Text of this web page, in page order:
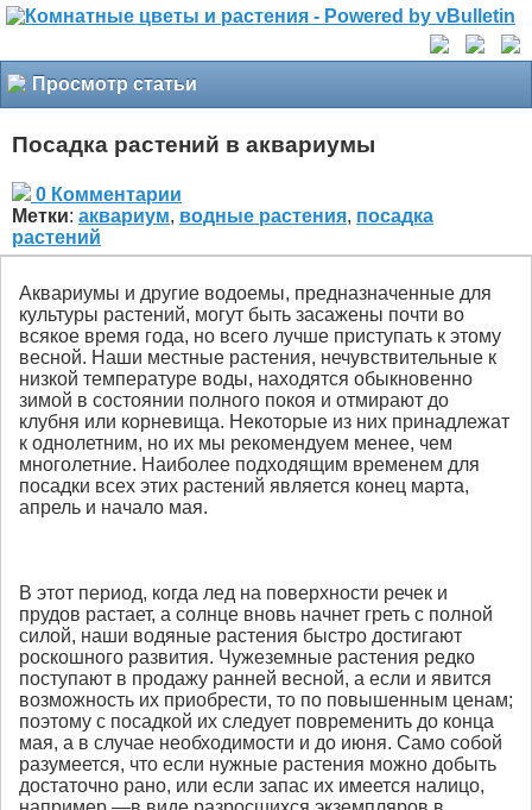
Просмотр статьи
Посадка растений в аквариумы
0 Комментарии
Метки: аквариум, водные растения, посадка
растений
Аквариумы и другие водоемы, предназначенные для
культуры растений, могут быть засажены почти во
всякое время года, но всего лучше приступать к этому
весной. Наши местные растения, нечувствительные к
низкой температуре воды, находятся обыкновенно
зимой в состоянии полного покоя и отмирают до
клубня или корневища. Некоторые из них принадлежат
к однолетним, но их мы рекомендуем менее, чем
многолетние. Наиболее подходящим временем для
посадки всех этих растений является конец марта,
апрель и начало мая.
В этот период, когда лед на поверхности речек и
прудов растает, а солнце вновь начнет греть с полной
силой, наши водяные растения быстро достигают
роскошного развития. Чужеземные растения редко
поступают в продажу ранней весной, а если и явится
возможность их приобрести, то по повышенным ценам;
поэтому с посадкой их следует повременить до конца
мая, а в случае необходимости и до июня. Само собой
разумеется, что если нужные растения можно добыть
достаточно рано, или если запас их имеется налицо,